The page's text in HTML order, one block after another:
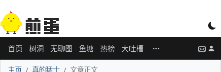
首页 树洞 无聊图 鱼塘 热榜 大吐槽
主页 真的猛士 文章正文